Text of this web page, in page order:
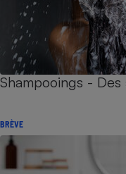
Shampooings -
BRÈVE